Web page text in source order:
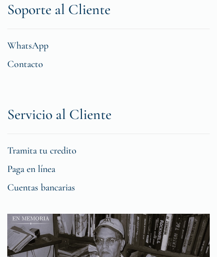
Soporte al Cliente
WhatsApp
Contacto
Servicio al Cliente
Tramita tu credito
Paga en línea
Cuentas bancarias